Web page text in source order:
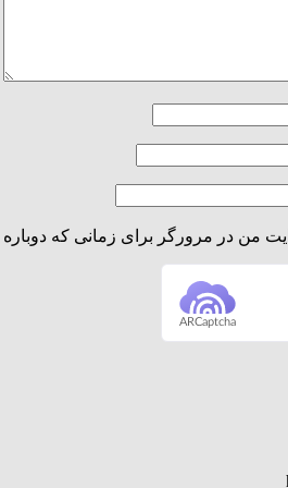
من در مرورگر برای زمانی که
ARCaptcha